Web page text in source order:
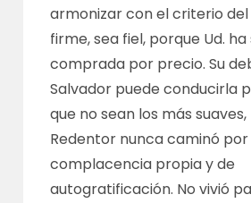
armonizar con el criterio del
firme, sea fiel, porque Ud. ha
comprada por precio. Su
Salvador puede conducirla
que no sean los más
Redentor nunca caminó
complacencia propia y de
autogratificación. No vivió